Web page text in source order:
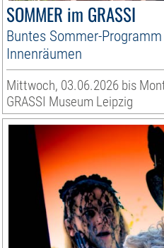
SOMMER im GRASSI
Buntes Sommer-
Innenräumen
Mittwoch, 03.06.2026 bis
GRASSI Museum Leipzig